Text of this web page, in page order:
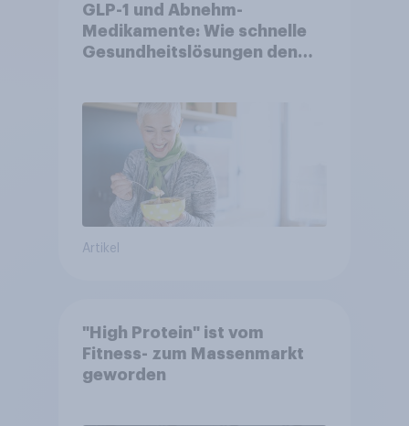
GLP-1 und Abnehm-
Medikamente: Wie schnelle
Gesundheitslösungen den
Artikel
"High Protein" ist vom
Fitness- zum Massenmarkt
geworden